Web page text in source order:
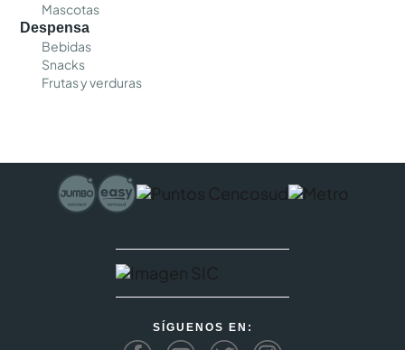
Mascotas
Despensa
Bebidas
Snacks
Frutas y verduras
SÍGUENOS EN: